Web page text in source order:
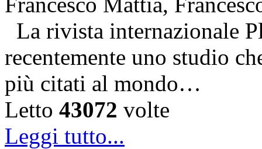
La rivista internazionale
recentemente uno studio
più citati al mondo…
Letto 43072 volte
Leggi tutto...